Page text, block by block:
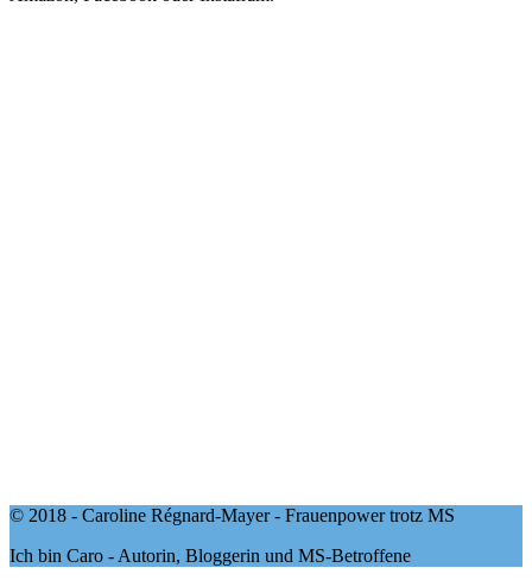
© 2018 - Caroline Régnard-Mayer - Frauenpower trotz MS
Ich bin Caro - Autorin, Bloggerin und MS-Betroffene